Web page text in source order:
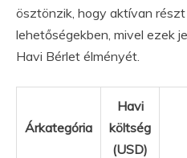
ösztönzik, hogy aktívan
lehetőségekben, mivel ezek
Havi Bérlet élményét.
Árkategória
Havi
költség
(USD)